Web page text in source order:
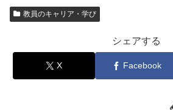
教員のキャリア・学び
シェアする
X Facebook